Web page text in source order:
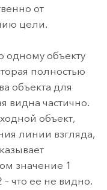
от
цели.
одному объекту
полностью
объекта для
видна частично.
объект,
линии взгляда,
значение 1
что ее не видно.